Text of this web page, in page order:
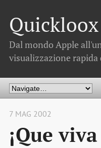
Quickloox
Dal mondo Apple
visualizzazione rapida
7 MAG 2002
¡Que